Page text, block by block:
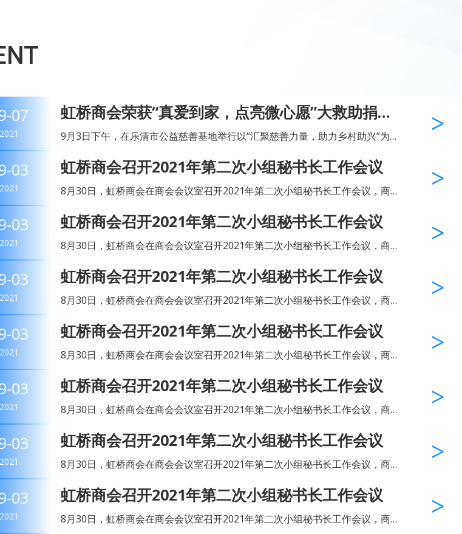
07
2021
虹桥商会荣获“真爱到家，点亮微心愿”大救助捐赠
先进单位奖
9月3日下午，在乐清市公益慈善基地举行以“汇聚慈善力量，助力乡村助兴”为
长郑义君、温州市民政局社会工作和慈善事业促进处处长胡晋；乐...
03
2021
虹桥商会召开2021年第二次小组秘书长工作会议
8月30日，虹桥商会在商会会议室召开2021年第二次小组秘书长工作会议，商
主任高泉智，商会10个小组秘书长、办公室成员出席了会议。‍会上，...
03
2021
虹桥商会召开2021年第二次小组秘书长工作会议
8月30日，虹桥商会在商会会议室召开2021年第二次小组秘书长工作会议，商
主任高泉智，商会10个小组秘书长、办公室成员出席了会议。‍会上，...
03
2021
虹桥商会召开2021年第二次小组秘书长工作会议
8月30日，虹桥商会在商会会议室召开2021年第二次小组秘书长工作会议，商
主任高泉智，商会10个小组秘书长、办公室成员出席了会议。‍会上，...
03
2021
虹桥商会召开2021年第二次小组秘书长工作会议
8月30日，虹桥商会在商会会议室召开2021年第二次小组秘书长工作会议，商
主任高泉智，商会10个小组秘书长、办公室成员出席了会议。‍会上，...
03
2021
虹桥商会召开2021年第二次小组秘书长工作会议
8月30日，虹桥商会在商会会议室召开2021年第二次小组秘书长工作会议，商
主任高泉智，商会10个小组秘书长、办公室成员出席了会议...
03
2021
虹桥商会召开2021年第二次小组秘书长工作会议
8月30日，虹桥商会在商会会议室召开2021年第二次小组秘书长工作会议，商
主任高泉智，商会10个小组秘书长、办公室成员出席了会议。‍会上，...
03
2021
虹桥商会召开2021年第二次小组秘书长工作会议
8月30日，虹桥商会在商会会议室召开2021年第二次小组秘书长工作会议，商